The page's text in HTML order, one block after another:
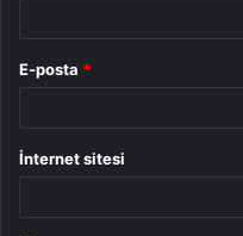
E-posta *
İnternet sitesi